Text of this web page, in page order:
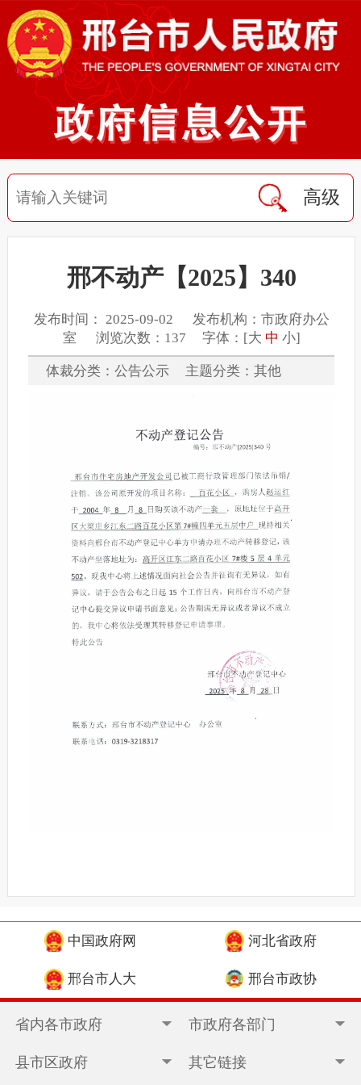
高级
邢不动产【2025】340
发布时间： 2025-09-02 发布机构：市政府办公
室 浏览次数：137 字体：[大 中 小]
体裁分类：公告公示 主题分类：其他
中国政府网 河北省政府
邢台市人大 邢台市政协
省内各市政府 市政府各部门
县市区政府 其它链接